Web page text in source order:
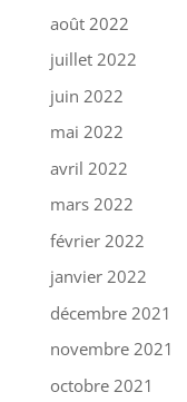
août 2022
juillet 2022
juin 2022
mai 2022
avril 2022
mars 2022
février 2022
janvier 2022
décembre 2021
novembre 2021
octobre 2021